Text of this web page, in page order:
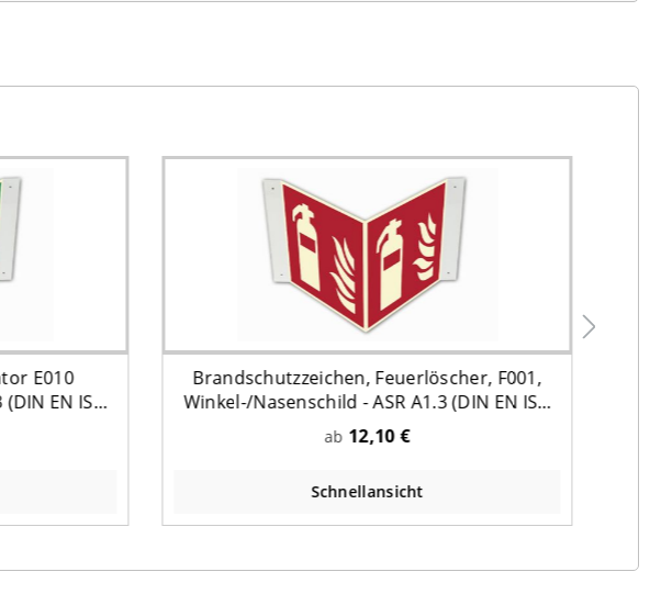
E010
EN ISO
Brandschutzzeichen, Feuerlöscher, F001,
Winkel-/Nasenschild - ASR A1.3 (DIN EN ISO
7010)
ab 12,10 €
Schnellansicht